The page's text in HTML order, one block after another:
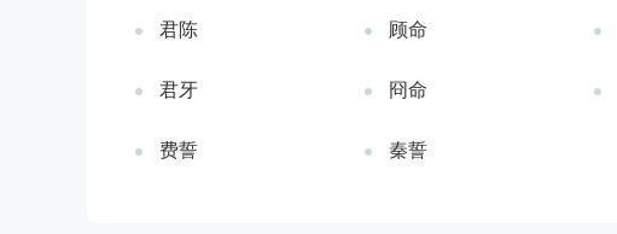
君陈 顾命
君牙 冏命
费誓 秦誓